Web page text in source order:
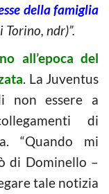
della famiglia
ndr)”.
all’epoca del
. La Juventus
non essere a
di
“Quando mi
di Dominello –
tale notizia